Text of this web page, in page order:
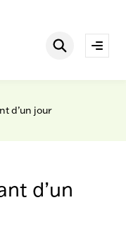
i
d’un jour
d’un